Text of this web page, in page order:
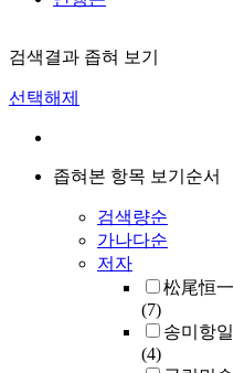
검색결과 좁혀 보기
선택해제
좁혀본 항목 보기순서
검색량순
가나다순
저자
松尾恒一
(7)
송미항일
(4)